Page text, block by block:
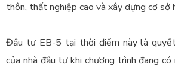
thôn, thất nghiệp cao và xây dựng cơ sở
Đầu tư EB-5 tại thời điểm này là
của nhà đầu tư khi chương trình đang